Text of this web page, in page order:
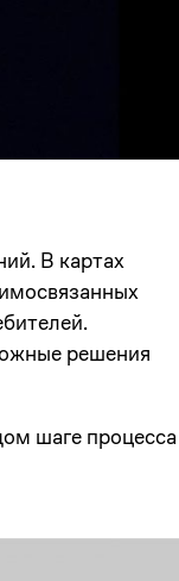
В картах
решения
шаге процесса